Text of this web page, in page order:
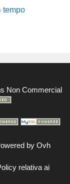
tempo
Non Commercial
by Ovh
relativa ai